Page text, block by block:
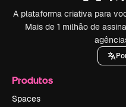
A plataforma criativa para
Mais de 1 milhão de
Produtos
Spaces